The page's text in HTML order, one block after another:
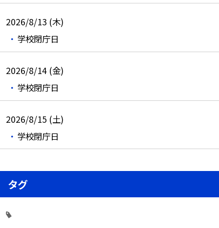
2026/8/13 (木)
学校閉庁日
2026/8/14 (金)
学校閉庁日
2026/8/15 (土)
学校閉庁日
タグ